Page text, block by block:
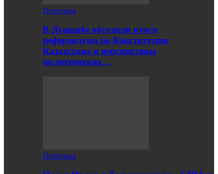
Политика
В Душанбе обсудили итоги
референдума по Конституции
Казахстана и перспективы
политических…
Политика